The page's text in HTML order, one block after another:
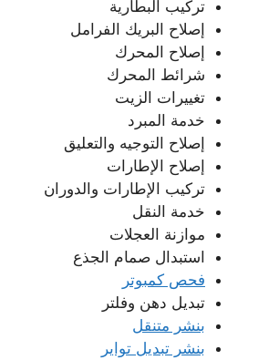
تركيب البطارية
إصلاح البريك الفرامل
إصلاح المحرك
شرائط المحرك
تغييرات الزيت
خدمة المبرد
إصلاح التوجيه والتعليق
إصلاح الإطارات
تركيب الإطارات والدوران
خدمة النقل
موازنة العجلات
استبدال صمام الجذع
فحص كمبوتر
تبديل دهن وفلتر
بنشر متنقل
بنشر تبديل تواير